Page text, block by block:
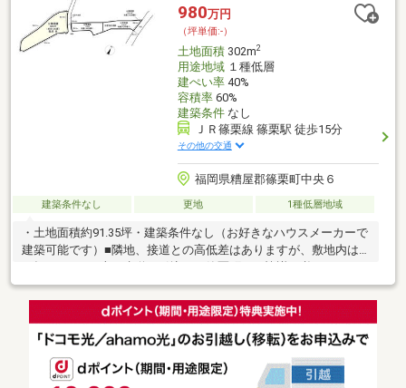
980万円
（坪単価:-）
土地面積302m2
用途地域１種低層
建ぺい率40%
容積率60%
建築条件なし
ＪＲ篠栗線 篠栗駅 徒歩15分
その他の交通
福岡県糟屋郡篠栗町中央６
建築条件なし 更地 1種低層地域
・土地面積約91.35坪・建築条件なし（お好きなハウスメーカーで
建築可能です）■隣地、接道との高低差はありますが、敷地内は
す。 ■分筆不可